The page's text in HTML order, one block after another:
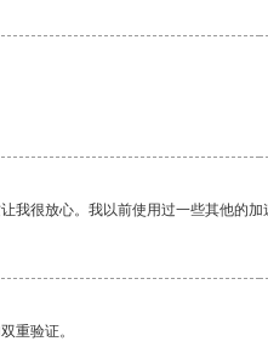
很放心。我以前使用过一些其他的
重验证。